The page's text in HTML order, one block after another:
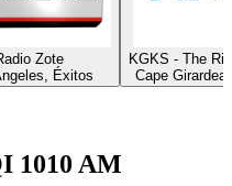
Zote
Éxitos
KGKS - The
Cape
1010 AM